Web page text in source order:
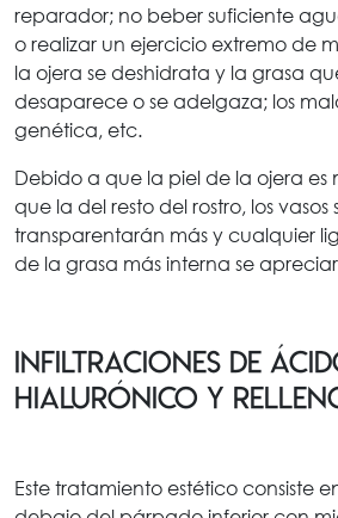
reparador; no beber suficiente
o realizar un ejercicio extremo de
la ojera se deshidrata y la grasa
desaparece o se adelgaza; los
genética, etc.
Debido a que la piel de la ojera es
que la del resto del rostro, los vasos
transparentarán más y cualquier
de la grasa más interna se
Infiltraciones de
hialurónico y
Este tratamiento estético consiste